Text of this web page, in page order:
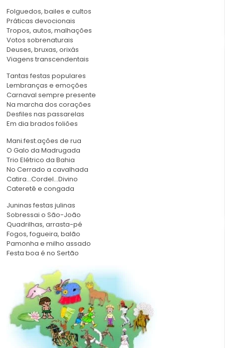
Folguedos, bailes e cultos
Práticas devocionais
Tropos, autos, malhações
Votos sobrenaturais
Deuses, bruxas, orixás
Viagens transcendentais
Tantas festas populares
Lembranças e emoções
Carnaval sempre presente
Na marcha dos corações
Desfiles nas passarelas
Em dia brados foliões
Mani.fest.ações de rua
O Galo da Madrugada
Trio Elétrico da Bahia
No Cerrado a cavalhada
Catira…Cordel…Divino
Cateretê e congada
Juninas festas julinas
Sobressai o São-João
Quadrilhas, arrasta-pé
Fogos, fogueira, balão
Pamonha e milho assado
Festa boa é no Sertão